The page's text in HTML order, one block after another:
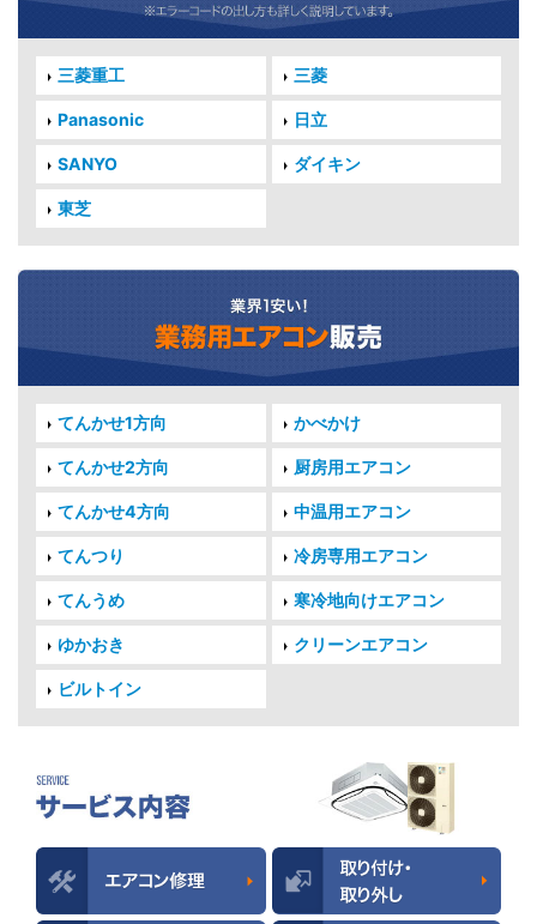
三菱重工 三菱
Panasonic 日立
SANYO ダイキン
東芝
てんかせ1方向 かべかけ
てんかせ2方向 厨房用エアコン
てんかせ4方向 中温用エアコン
てんつり 冷房専用エアコン
てんうめ 寒冷地向けエアコン
ゆかおき クリーンエアコン
ビルトイン